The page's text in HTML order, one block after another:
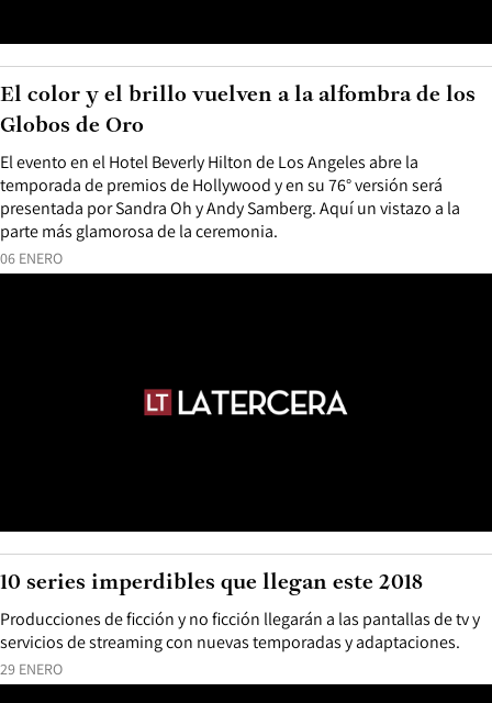
06 ENERO
El evento en el Hotel Beverly Hilton de Los Angeles abre la
temporada de premios de Hollywood y en su 76° versión será
presentada por Sandra Oh y Andy Samberg. Aquí un vistazo a la
parte más glamorosa de la ceremonia.
El color y el brillo vuelven a la alfombra de los
Globos de Oro
29 ENERO
Producciones de ficción y no ficción llegarán a las pantallas de tv y
servicios de streaming con nuevas temporadas y adaptaciones.
10 series imperdibles que llegan este 2018